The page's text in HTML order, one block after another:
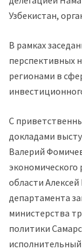
Узбекистан,
В рамках
перспективных
регионами в
С
докладами
Валерий
области
департамента
министерства
политики